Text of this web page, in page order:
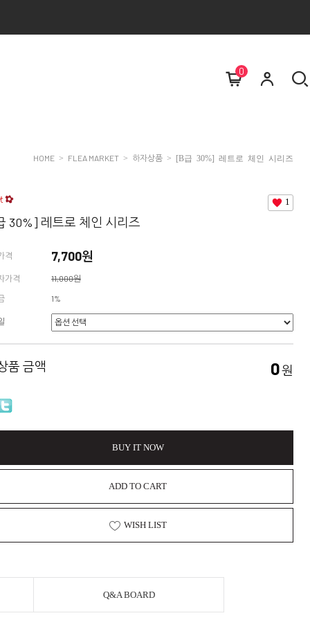
0
HOME > FLEA MARKET > 하자상품 > [B급 30%] 레트로 체인 시리즈
1
30%] 레트로 체인 시리즈
격 7,700원
가격 11,000원
1%
품 금액 0원
BUY IT NOW
ADD TO CART
WISH LIST
Q&A BOARD